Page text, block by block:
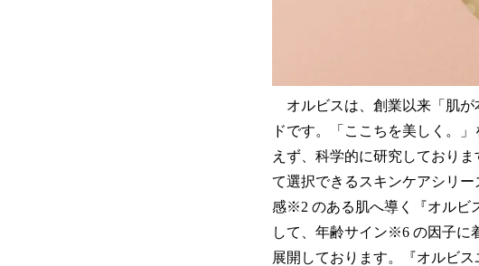
オルビスは、創業以来「肌が
ドです。「ここちを美しく。
えず、科学的に研究しており
て選択できるスキンケアシリ
感※2 のある肌へ導く『オルビ
して、年齢サイン※6 の因子に
展開しております。『オルビ